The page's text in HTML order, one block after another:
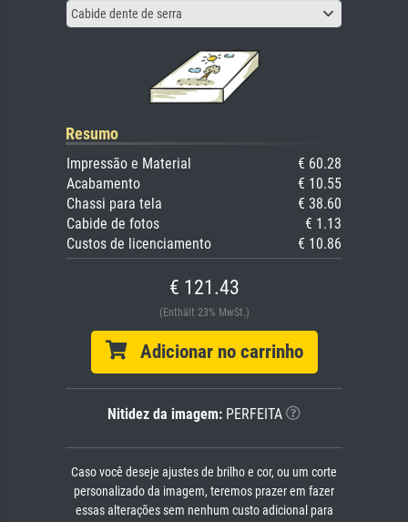
Cabide dente de serra
Resumo
Impressão e Material
€ 60.28
Acabamento
€ 10.55
Chassi para tela
€ 38.60
Cabide de fotos
€ 1.13
Custos de licenciamento
€ 10.86
€ 121.43
(Enthält 23% MwSt.)
Adicionar no carrinho
Nitidez da imagem: PERFEITA
Caso você deseje ajustes de brilho e cor, ou um corte
personalizado da imagem, teremos prazer em fazer
essas alterações sem nenhum custo adicional para